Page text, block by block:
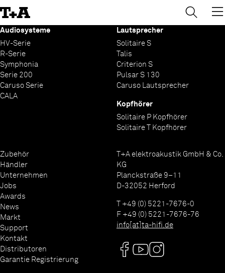
to
Content
Audiosysteme
HV-Serie
R-Serie
Symphonia
Serie 200
Caruso Serie
CALA
Lautsprecher
Solitaire S
Talis
Criterion S
Pulsar S 130
Caruso Lautsprecher
Kopfhörer
Solitaire P Kopfhörer
Solitaire T Kopfhörer
Zubehör
Händler
Unternehmen
Jobs
Awards
News
Markt
Support
Kontakt
Distributoren
Garantie Registrierung
T+A elektroakustik GmbH & Co.
KG
Planckstraße 9–11
D-32052 Herford
T +49 (0) 5221-7676-0
F +49 (0) 5221-7676-76
info[at]ta-hifi.de
→ ×